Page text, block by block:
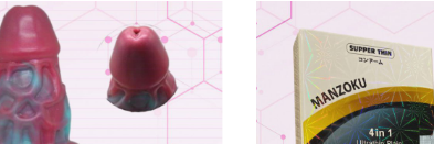
Bao cao su dozen rung sản phẩm chính hãng Baile